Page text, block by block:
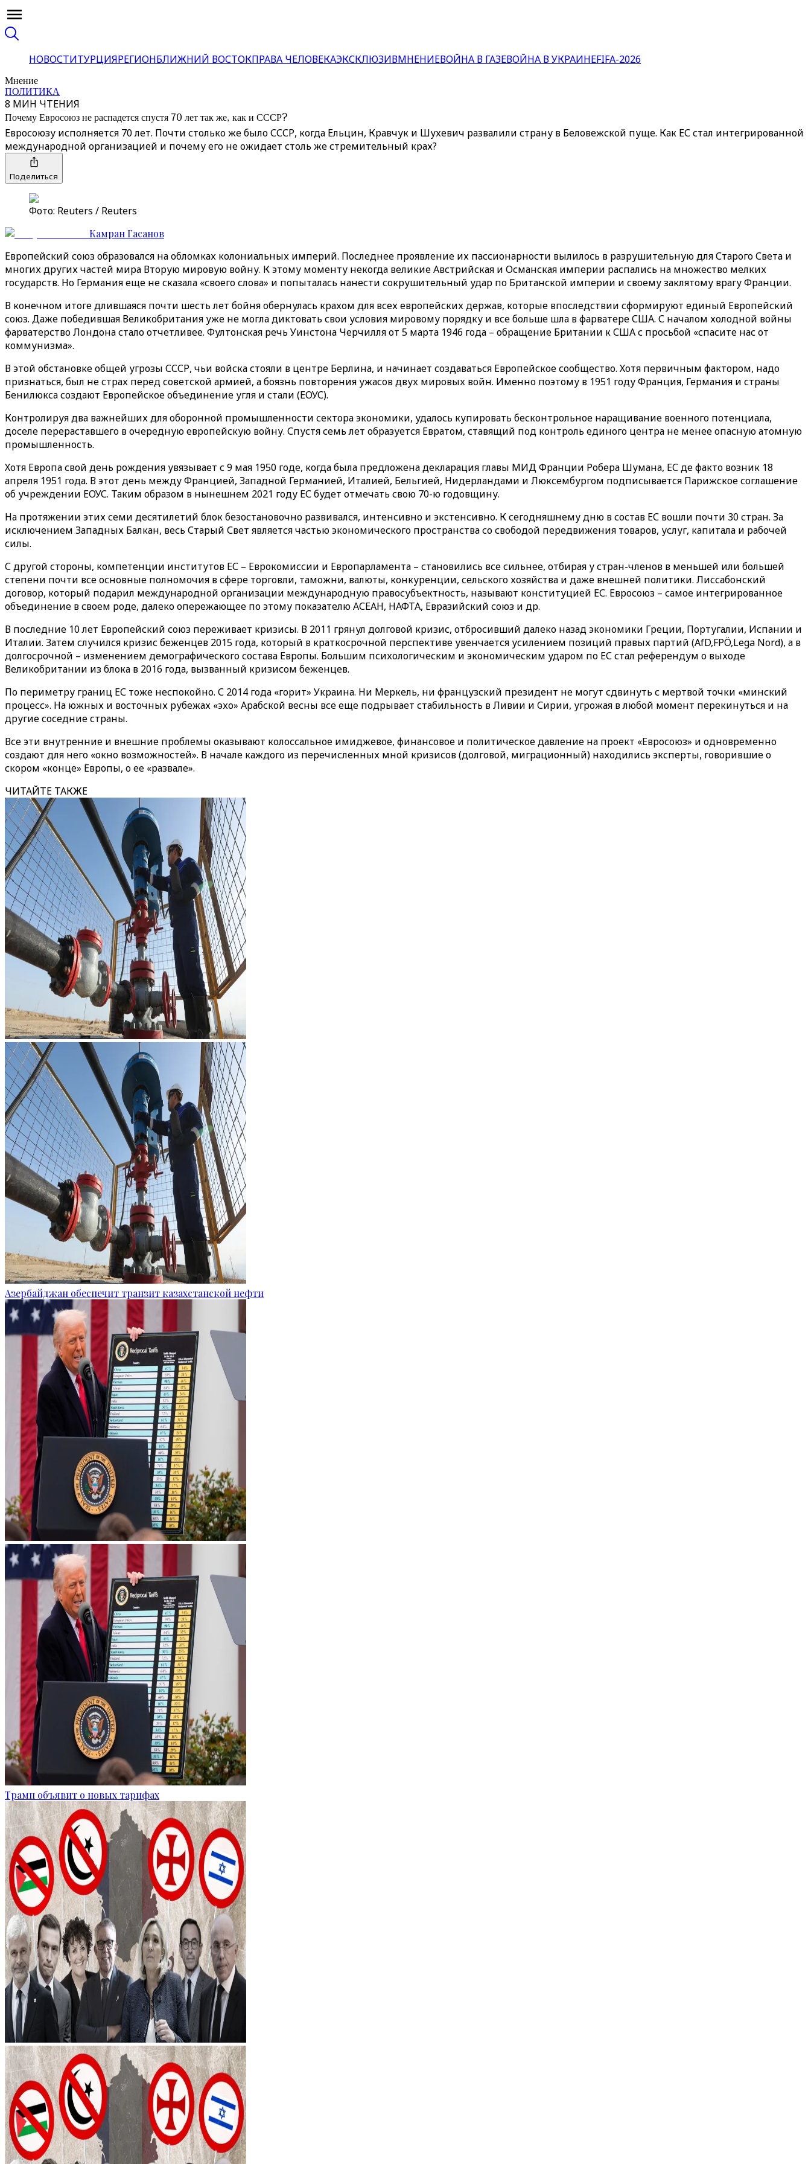
НОВОСТИТУРЦИЯРЕГИОНБЛИЖНИЙ ВОСТОКПРАВА ЧЕЛОВЕКАЭКСКЛЮЗИВМНЕНИЕВОЙНА В ГАЗЕВОЙНА В УКРАИНЕFIFA-2026
Мнение
ПОЛИТИКА
8 МИН ЧТЕНИЯ
Почему Евросоюз не распадется спустя 70 лет так же, как и СССР?
Евросоюзу исполняется 70 лет. Почти столько же было СССР, когда Ельцин, Кравчук и Шухевич развалили страну в Беловежской пуще. Как ЕС стал интегрированной
международной организацией и почему его не ожидает столь же стремительный крах?
Поделиться
Фото: Reuters / Reuters
Камран Гасанов
Европейский союз образовался на обломках колониальных империй. Последнее проявление их пассионарности вылилось в разрушительную для Старого Света и
многих других частей мира Вторую мировую войну. К этому моменту некогда великие Австрийская и Османская империи распались на множество мелких
государств. Но Германия еще не сказала «своего слова» и попыталась нанести сокрушительный удар по Британской империи и своему заклятому врагу Франции.
В конечном итоге длившаяся почти шесть лет бойня обернулась крахом для всех европейских держав, которые впоследствии сформируют единый Европейский
союз. Даже победившая Великобритания уже не могла диктовать свои условия мировому порядку и все больше шла в фарватере США. С началом холодной войны
фарватерство Лондона стало отчетливее. Фултонская речь Уинстона Черчилля от 5 марта 1946 года – обращение Британии к США с просьбой «спасите нас от
коммунизма».
В этой обстановке общей угрозы СССР, чьи войска стояли в центре Берлина, и начинает создаваться Европейское сообщество. Хотя первичным фактором, надо
признаться, был не страх перед советской армией, а боязнь повторения ужасов двух мировых войн. Именно поэтому в 1951 году Франция, Германия и страны
Бенилюкса создают Европейское объединение угля и стали (ЕОУС).
Контролируя два важнейших для оборонной промышленности сектора экономики, удалось купировать бесконтрольное наращивание военного потенциала,
доселе перераставшего в очередную европейскую войну. Спустя семь лет образуется Евратом, ставящий под контроль единого центра не менее опасную атомную
промышленность.
Хотя Европа свой день рождения увязывает с 9 мая 1950 годе, когда была предложена декларация главы МИД Франции Робера Шумана, ЕС де факто возник 18
апреля 1951 года. В этот день между Францией, Западной Германией, Италией, Бельгией, Нидерландами и Люксембургом подписывается Парижское соглашение
об учреждении ЕОУС. Таким образом в нынешнем 2021 году ЕС будет отмечать свою 70-ю годовщину.
На протяжении этих семи десятилетий блок безостановочно развивался, интенсивно и экстенсивно. К сегодняшнему дню в состав ЕС вошли почти 30 стран. За
исключением Западных Балкан, весь Старый Свет является частью экономического пространства со свободой передвижения товаров, услуг, капитала и рабочей
силы.
С другой стороны, компетенции институтов ЕС – Еврокомиссии и Европарламента – становились все сильнее, отбирая у стран-членов в меньшей или большей
степени почти все основные полномочия в сфере торговли, таможни, валюты, конкуренции, сельского хозяйства и даже внешней политики. Лиссабонский
договор, который подарил международной организации международную правосубъектность, называют конституцией ЕС. Евросоюз – самое интегрированное
объединение в своем роде, далеко опережающее по этому показателю АСЕАН, НАФТА, Евразийский союз и др.
В последние 10 лет Европейский союз переживает кризисы. В 2011 грянул долговой кризис, отбросивший далеко назад экономики Греции, Португалии, Испании и
Италии. Затем случился кризис беженцев 2015 года, который в краткосрочной перспективе увенчается усилением позиций правых партий (AfD,FPÖ,Lega Nord), а в
долгосрочной – изменением демографического состава Европы. Большим психологическим и экономическим ударом по ЕС стал референдум о выходе
Великобритании из блока в 2016 года, вызванный кризисом беженцев.
По периметру границ ЕС тоже неспокойно. С 2014 года «горит» Украина. Ни Меркель, ни французский президент не могут сдвинуть с мертвой точки «минский
процесс». На южных и восточных рубежах «эхо» Арабской весны все еще подрывает стабильность в Ливии и Сирии, угрожая в любой момент перекинуться и на
другие соседние страны.
Все эти внутренние и внешние проблемы оказывают колоссальное имиджевое, финансовое и политическое давление на проект «Евросоюз» и одновременно
создают для него «окно возможностей». В начале каждого из перечисленных мной кризисов (долговой, миграционный) находились эксперты, говорившие о
скором «конце» Европы, о ее «развале».
ЧИТАЙТЕ ТАКЖЕ
Азербайджан обеспечит транзит казахстанской нефти
Трамп объявит о новых тарифах